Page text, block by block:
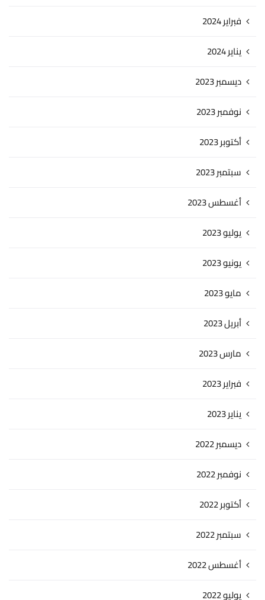
فبراير 2024
يناير 2024
ديسمبر 2023
نوفمبر 2023
أكتوبر 2023
سبتمبر 2023
أغسطس 2023
يوليو 2023
يونيو 2023
مايو 2023
أبريل 2023
مارس 2023
فبراير 2023
يناير 2023
ديسمبر 2022
نوفمبر 2022
أكتوبر 2022
سبتمبر 2022
أغسطس 2022
يوليو 2022